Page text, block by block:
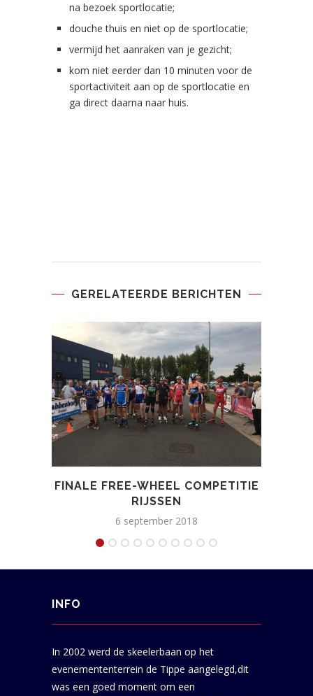
na bezoek sportlocatie;
douche thuis en niet op de sportlocatie;
vermijd het aanraken van je gezicht;
kom niet eerder dan 10 minuten voor de
sportactiviteit aan op de sportlocatie en
ga direct daarna naar huis.
GERELATEERDE BERICHTEN
FINALE FREE-WHEEL COMPETITIE
RIJSSEN
6 september 2018
INFO
In 2002 werd de skeelerbaan op het
evenemententerrein de Tippe aangelegd,dit
was een goed moment om een